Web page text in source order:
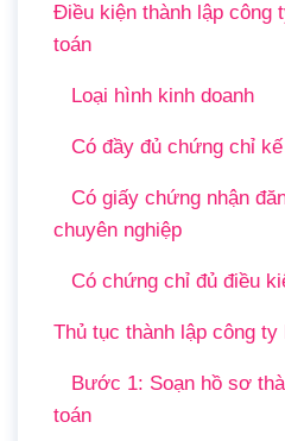
Điều kiện thành lập công
toán
Loại hình kinh doanh
Có đầy đủ chứng chỉ
Có giấy chứng nhận
chuyên nghiệp
Có chứng chỉ đủ điều
Thủ tục thành lập công
Bước 1: Soạn hồ sơ
toán